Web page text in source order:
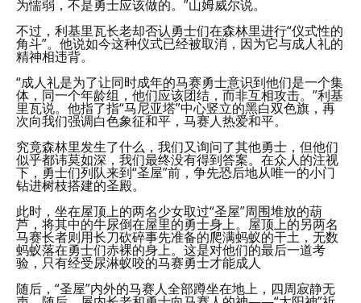
为懦弱，不是勇士应该做的。”山姆威尔说。
不过，利基里瓦长老却否认勇士们在森林里进行“仪式性的
角斗”。他说如今这种仪式已经被取消，因为它与成人礼的
精神相违背。
“成人礼是为了让同时成年的马赛勇士意识到他们是一个集
体，同一个年龄组，他们应该团结，而非互相攻击。”利基
里瓦说。他指了指“马尼亚塔”中心竖立的黑白双色旗，再
次向我们强调白色象征和平，马赛人热爱和平。
究竟森林里发生了什么，我们又询问了其他勇士，但他们
似乎都讳莫如深，我们最终没有得到答案。在众人的注视
下，勇士们列队来到“圣屋”前，争先恐后地从唯一的小门
钻进树枝搭建的圣殿。
此时，坐在屋顶上的两名少女取过“圣屋”周围堆放的葫
芦，将其中的牛尿倒在屋里的勇士身上。屋顶上的另两名
马赛长者则用长刀砍碎事先准备的爬满蚂蚁的干土，无数
蚂蚁落在勇士们赤裸的身上。这是对他们的最后一道考
验，只有经受尿淋蚁咬的马赛勇士才能成人
随后，“圣屋”内外的马赛人全部蹲坐在地上，四周寂静无